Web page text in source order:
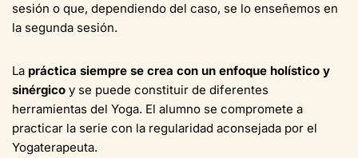
sesión o que, dependiendo del caso, se lo enseñemos en
la segunda sesión.
La práctica siempre se crea con un enfoque holístico y
sinérgico y se puede constituir de diferentes
herramientas del Yoga. El alumno se compromete a
practicar la serie con la regularidad aconsejada por el
Yogaterapeuta.